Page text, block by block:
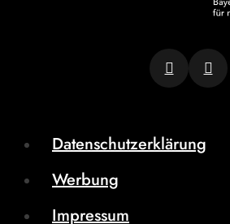
Datenschutzerklärung
Werbung
Impressum